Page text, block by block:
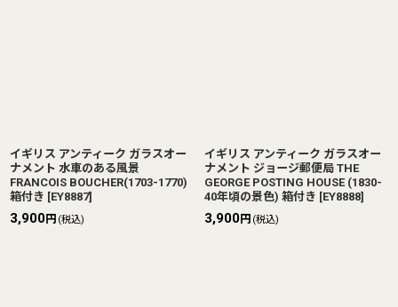
イギリス アンティーク ガラスオー
ナメント 水車のある風景
FRANCOIS BOUCHER(1703-1770)
箱付き [EY8887]
3,900円 (税込)
イギリス アンティーク ガラスオー
ナメント ジョージ郵便局 THE
GEORGE POSTING HOUSE (1830-
40年頃の景色) 箱付き [EY8888]
3,900円 (税込)